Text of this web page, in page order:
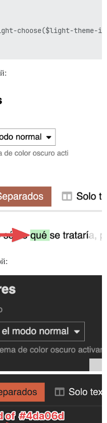
choose($light-theme-